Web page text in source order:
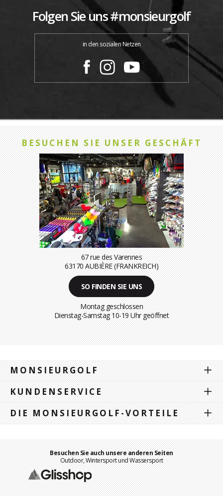
Folgen Sie uns #monsieurgolf
in den sozialen Netzen
BESUCHEN SIE UNSER GESCHÄFT
67 rue des Varennes
63170 AUBIÈRE (FRANKREICH)
SO FINDEN SIE UNS
Montag geschlossen
Dienstag-Samstag 10-19 Uhr geöffnet
MONSIEURGOLF
KUNDENSERVICE
DIE MONSIEURGOLF-VORTEILE
Besuchen Sie auch unsere anderen Seiten
Outdoor, Wintersport und Wassersport